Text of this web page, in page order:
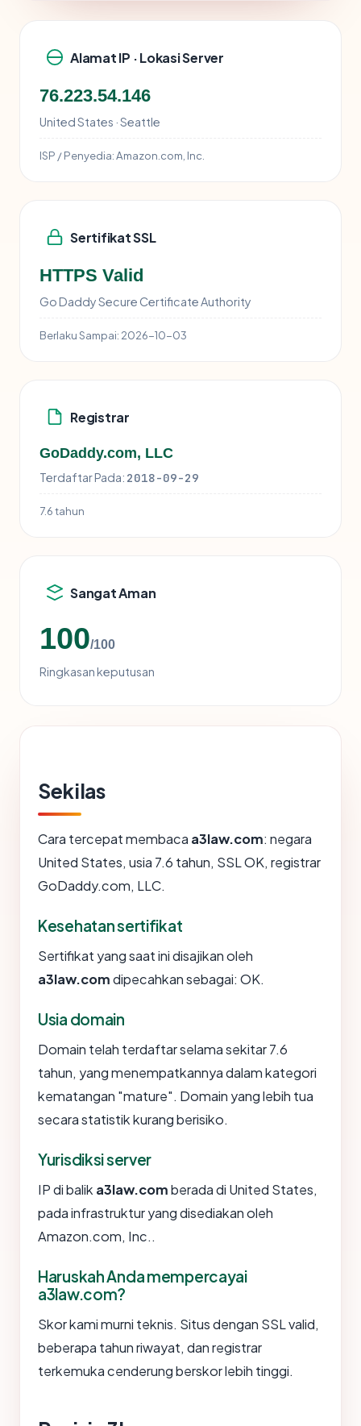
Alamat IP · Lokasi Server
76.223.54.146
United States · Seattle
ISP / Penyedia:Amazon.com, Inc.
Sertifikat SSL
HTTPS Valid
Go Daddy Secure Certificate Authority
Berlaku Sampai: 2026-10-03
Registrar
GoDaddy.com, LLC
Terdaftar Pada: 2018-09-29
7.6 tahun
Sangat Aman
100/100
Ringkasan keputusan
Sekilas
Cara tercepat membaca a3law.com: negara
United States, usia 7.6 tahun, SSL OK, registrar
GoDaddy.com, LLC.
Kesehatan sertifikat
Sertifikat yang saat ini disajikan oleh
a3law.comdipecahkan sebagai: OK.
Usia domain
Domain telah terdaftar selama sekitar 7.6
tahun, yang menempatkannya dalam kategori
kematangan "mature". Domain yang lebih tua
secara statistik kurang berisiko.
Yurisdiksi server
IP di balik a3law.comberada di United States,
pada infrastruktur yang disediakan oleh
Amazon.com, Inc..
Haruskah Anda mempercayai
a3law.com?
Skor kami murni teknis. Situs dengan SSL valid,
beberapa tahun riwayat, dan registrar
terkemuka cenderung berskor lebih tinggi.